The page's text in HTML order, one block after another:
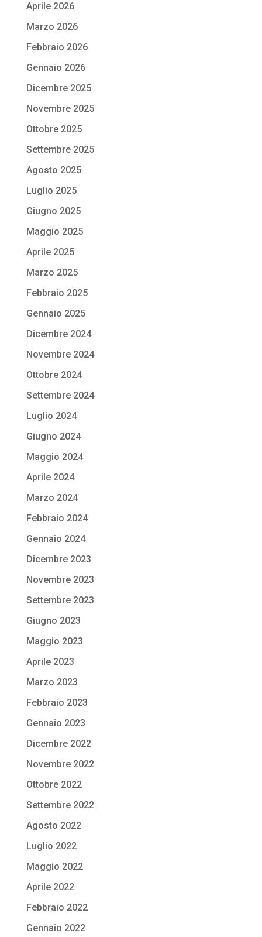
Aprile 2026
Marzo 2026
Febbraio 2026
Gennaio 2026
Dicembre 2025
Novembre 2025
Ottobre 2025
Settembre 2025
Agosto 2025
Luglio 2025
Giugno 2025
Maggio 2025
Aprile 2025
Marzo 2025
Febbraio 2025
Gennaio 2025
Dicembre 2024
Novembre 2024
Ottobre 2024
Settembre 2024
Luglio 2024
Giugno 2024
Maggio 2024
Aprile 2024
Marzo 2024
Febbraio 2024
Gennaio 2024
Dicembre 2023
Novembre 2023
Settembre 2023
Giugno 2023
Maggio 2023
Aprile 2023
Marzo 2023
Febbraio 2023
Gennaio 2023
Dicembre 2022
Novembre 2022
Ottobre 2022
Settembre 2022
Agosto 2022
Luglio 2022
Maggio 2022
Aprile 2022
Febbraio 2022
Gennaio 2022